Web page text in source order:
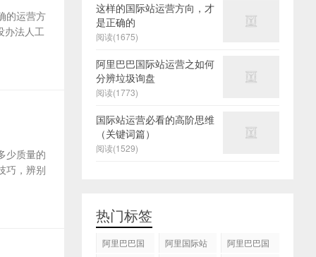
的运营方
办法人工
少质量的
巧，辨别
这样的国际站运营方向，才
是正确的
阅读(1675)
阿里巴巴国际站运营之如何
分辨垃圾询盘
阅读(1773)
国际站运营必看的高阶思维
（关键词篇）
阅读(1529)
热门标签
阿里巴巴国
阿里国际站
阿里巴巴国